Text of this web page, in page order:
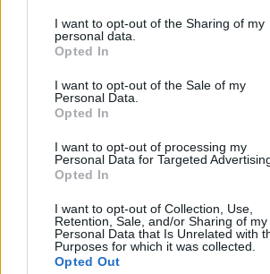
I want to opt-out of the Sharing of my
personal data.
Opted In
I want to opt-out of the Sale of my
Personal Data.
Opted In
I want to opt-out of processing my
Personal Data for Targeted
Opted In
I want to opt-out of Collection, Use,
Retention, Sale, and/or Sharing of my
Personal Data that Is Unrelated with
Purposes for which it was collected.
Opted Out
egyetemi tanár szerint.
Közoktatás
Dolgoznának az egyetem mellett,
vállalhatnak diákmunkát – több
levelezős hallgatót érinthet a szabály
„Szinte bárhol voltam állásinterjún, mikor
számolt be tapasztalatairól az Eduline-nak egy
azonban korántsem egyedi: több levelezős
hasonló nehézségekről.